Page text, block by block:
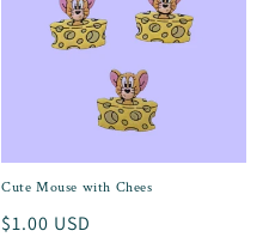
Cute Mouse with Chees
Precio
$1.00 USD